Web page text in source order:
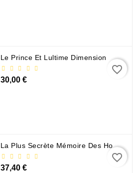
Le Prince Et Lultime Dimension
30,00 €
favorite_border
La Plus Secrète Mémoire Des Hommes - Mohamed Mbougar Sarr
37,40 €
favorite_border